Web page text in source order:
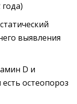
выявления
D и
остеопороз